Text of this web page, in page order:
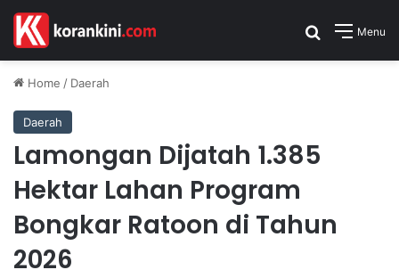
Menu
Search for
Home / Daerah
Daerah
Lamongan Dijatah 1.385
Hektar Lahan Program
Bongkar Ratoon di Tahun
2026